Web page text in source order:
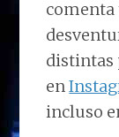
comenta
distintas
en
incluso